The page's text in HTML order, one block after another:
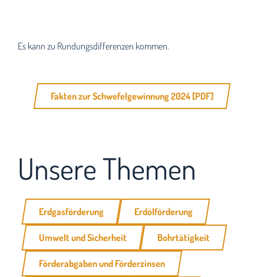
Es kann zu Rundungsdifferenzen kommen.
Fakten zur Schwefelgewinnung 2024 [PDF]
Unsere Themen
Erdgasförderung Erdölförderung
Umwelt und Sicherheit Bohrtätigkeit
Förderabgaben und Förderzinsen